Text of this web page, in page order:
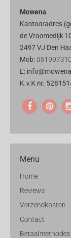
Mowena
Kantooradres
de Vroomedijk
2497 VJ Den
Mob:
E:
K.v.K nr.
Menu
Home
Reviews
Verzendkosten
Contact
Betaalmethodes